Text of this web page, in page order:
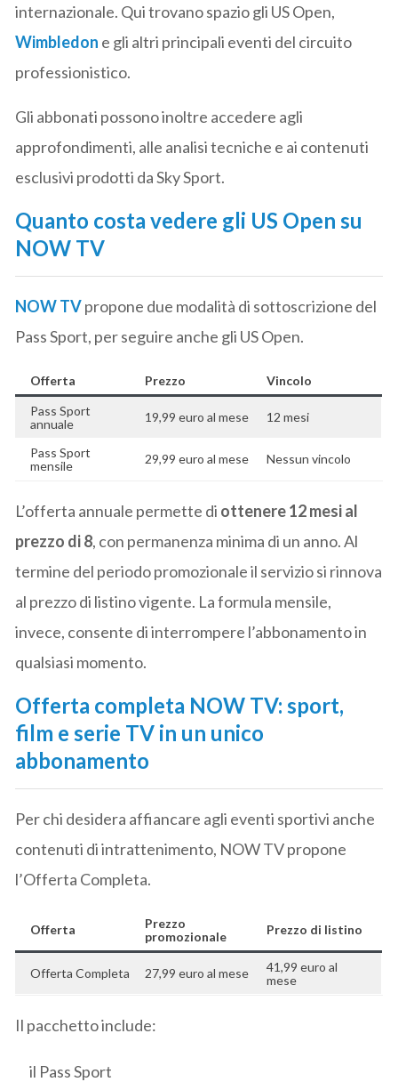
internazionale. Qui trovano spazio gli US Open,
Wimbledon e gli altri principali eventi del circuito
professionistico.
Gli abbonati possono inoltre accedere agli
approfondimenti, alle analisi tecniche e ai contenuti
esclusivi prodotti da Sky Sport.
Quanto costa vedere gli US Open su
NOW TV
NOW TVpropone due modalità di sottoscrizione del
Pass Sport, per seguire anche gli US Open.
Offerta Prezzo
Vincolo
Pass Sport
annuale
19,99 euro al mese 12 mesi
Pass Sport
mensile
29,99 euro al mese Nessun vincolo
L’offerta annuale permette di ottenere 12 mesi al
prezzo di 8, con permanenza minima di un anno. Al
termine del periodo promozionale il servizio si rinnova
al prezzo di listino vigente. La formula mensile,
invece, consente di interrompere l’abbonamento in
qualsiasi momento.
Offerta completa NOW TV: sport,
film e serie TV in un unico
abbonamento
Per chi desidera affiancare agli eventi sportivi anche
contenuti di intrattenimento, NOW TV propone
l’Offerta Completa.
Offerta
Prezzo
promozionale
Prezzo di listino
Offerta Completa 27,99 euro al mese
41,99 euro al
mese
Il pacchetto include:
il Pass Sport